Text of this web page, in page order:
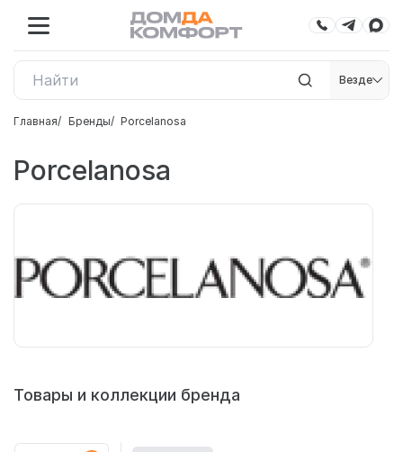
Везде
Главная Бренды Porcelanosa
Porcelanosa
Товары и коллекции бренда